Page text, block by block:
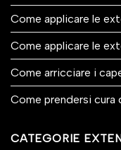
Come applicare le
Come applicare le
Come arricciare i
Come prendersi cura
CATEGORIE